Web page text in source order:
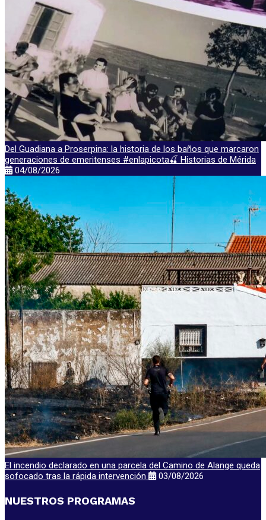
Del Guadiana a Proserpina: la historia de los baños que marcaron
generaciones de emeritenses #enlapicota🍒 Historias de Mérida
04/08/2026
El incendio declarado en una parcela del Camino de Alange queda
sofocado tras la rápida intervención
03/08/2026
NUESTROS PROGRAMAS